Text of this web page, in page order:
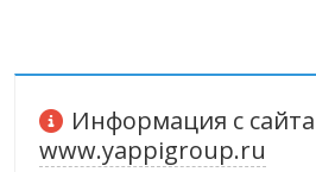
Информация с сайта
www.yappigroup.ru